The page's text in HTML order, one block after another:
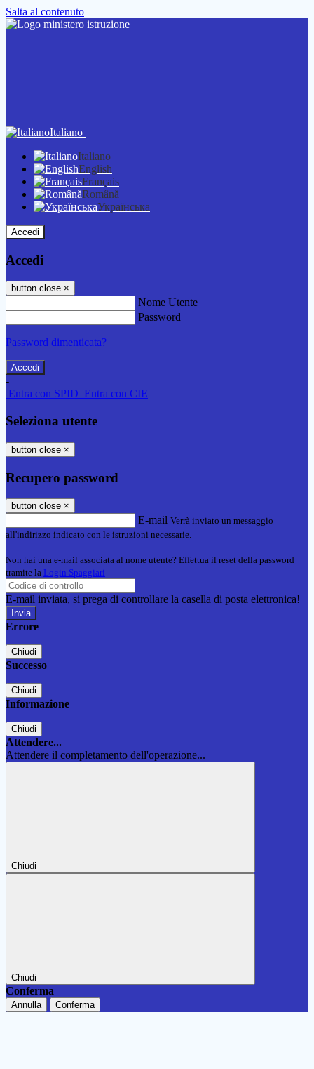
Salta al contenuto
Italiano
Italiano
English
Français
Română
Українська
Accedi
Accedi
button close ×
Nome Utente
Password
Password dimenticata?
-
Entra con SPID Entra con CIE
Seleziona utente
button close ×
Recupero password
button close ×
E-mail Verrà inviato un messaggio
all'indirizzo indicato con le istruzioni necessarie.
Non hai una e-mail associata al nome utente? Effettua il reset della password
tramite la Login Spaggiari
E-mail inviata, si prega di controllare la casella di posta elettronica!
Errore
Chiudi
Successo
Chiudi
Informazione
Chiudi
Attendere...
Attendere il completamento dell'operazione...
Chiudi
Chiudi
Conferma
Annulla Conferma